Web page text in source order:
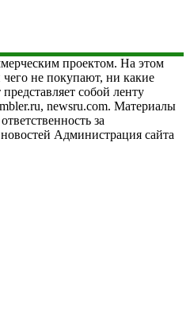
проектом. На этом
не покупают, ни какие
собой ленту
newsru.com. Материалы
за
Администрация сайта